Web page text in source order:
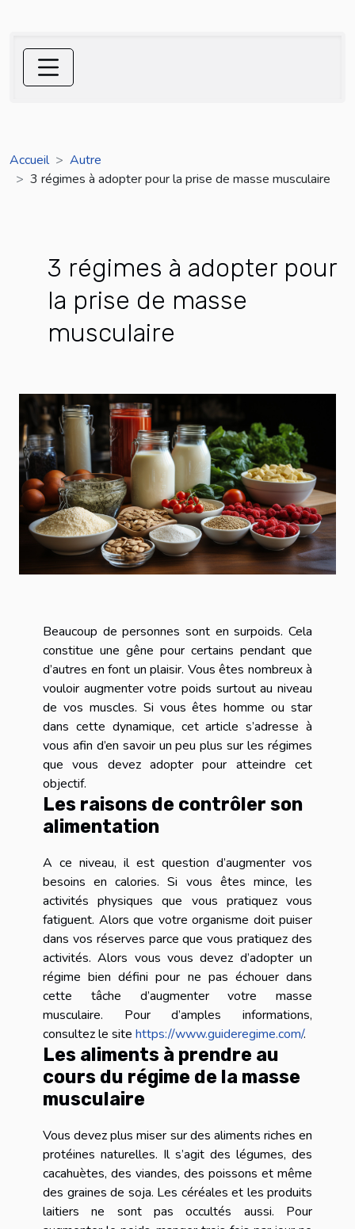
Accueil
Autre
3 régimes à adopter pour la prise de masse musculaire
3 régimes à adopter pour
la prise de masse
musculaire
Beaucoup de personnes sont en surpoids. Cela
constitue une gêne pour certains pendant que
d’autres en font un plaisir. Vous êtes nombreux à
vouloir augmenter votre poids surtout au niveau
de vos muscles. Si vous êtes homme ou star
dans cette dynamique, cet article s’adresse à
vous afin d’en savoir un peu plus sur les régimes
que vous devez adopter pour atteindre cet
objectif.
Les raisons de contrôler son
alimentation
A ce niveau, il est question d’augmenter vos
besoins en calories. Si vous êtes mince, les
activités physiques que vous pratiquez vous
fatiguent. Alors que votre organisme doit puiser
dans vos réserves parce que vous pratiquez des
activités. Alors vous vous devez d’adopter un
régime bien défini pour ne pas échouer dans
cette tâche d’augmenter votre masse
musculaire. Pour d’amples informations,
consultez le site https://www.guideregime.com/.
Les aliments à prendre au
cours du régime de la masse
musculaire
Vous devez plus miser sur des aliments riches en
protéines naturelles. Il s’agit des légumes, des
cacahuètes, des viandes, des poissons et même
des graines de soja. Les céréales et les produits
laitiers ne sont pas occultés aussi. Pour